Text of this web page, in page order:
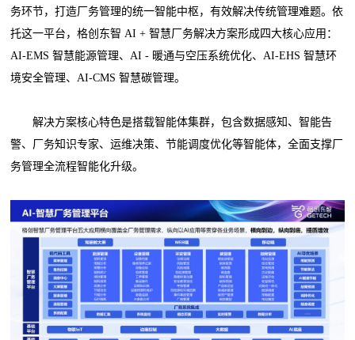
务环节，打造厂务管理的统一智能中枢，有效解决传统管理难题。依
托这一平台，格创东智 AI + 智慧厂务解决方案形成四大核心应用：
AI-EMS 智慧能源管理、AI - 暖通与空压系统优化、AI-EHS 智慧环
境安全管理、AI-CMS 智慧碳管理。
解决方案核心特色是搭载智能体集群，包含数据感知、智能告
警、厂务知识专家、运维决策、节能调度优化等智能体，全面支撑厂
务管理全流程智能化升级。